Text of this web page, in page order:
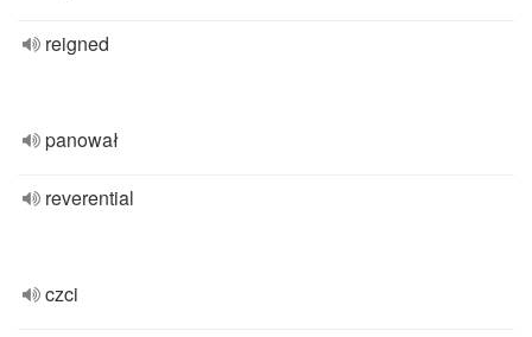
reigned
panował
reverential
czci